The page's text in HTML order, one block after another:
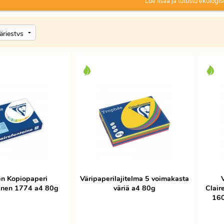
ekologinen toimistotarvike. Värillinen kopiopaperi
Kopiopaperi
1774 a4 80g
Väripaperilajitelma 5 voimakasta
väriä a4 80g